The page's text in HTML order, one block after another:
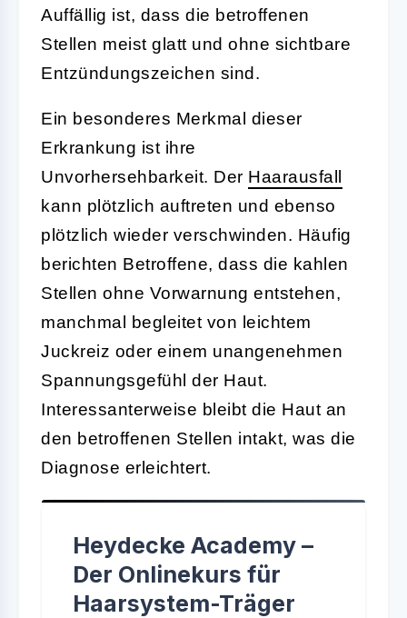
Auffällig ist, dass die betroffenen
Stellen meist glatt und ohne sichtbare
Entzündungszeichen sind.
Ein besonderes Merkmal dieser
Erkrankung ist ihre
Unvorhersehbarkeit. Der Haarausfall
kann plötzlich auftreten und ebenso
plötzlich wieder verschwinden. Häufig
berichten Betroffene, dass die kahlen
Stellen ohne Vorwarnung entstehen,
manchmal begleitet von leichtem
Juckreiz oder einem unangenehmen
Spannungsgefühl der Haut.
Interessanterweise bleibt die Haut an
den betroffenen Stellen intakt, was die
Diagnose erleichtert.
Heydecke Academy –
Der Onlinekurs für
Haarsystem-Träger